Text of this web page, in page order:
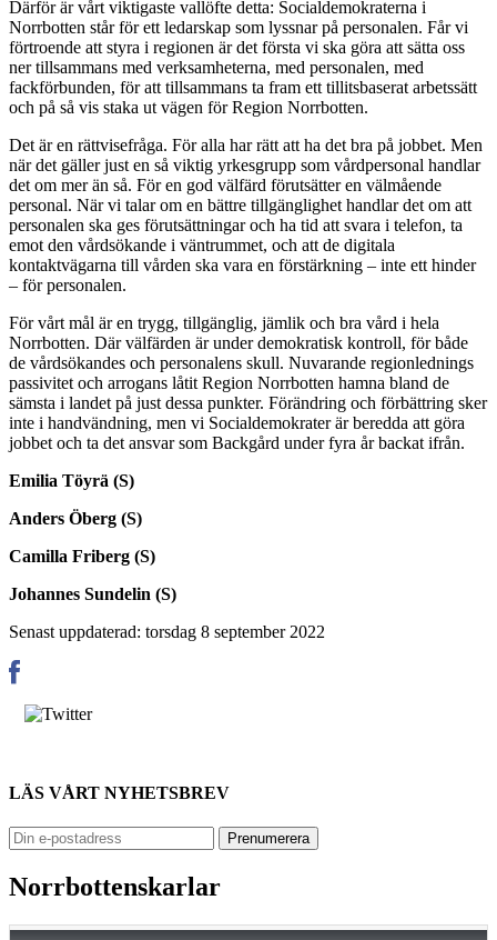
Därför är vårt viktigaste vallöfte detta: Socialdemokraterna i
Norrbotten står för ett ledarskap som lyssnar på personalen. Får vi
förtroende att styra i regionen är det första vi ska göra att sätta oss
ner tillsammans med verksamheterna, med personalen, med
fackförbunden, för att tillsammans ta fram ett tillitsbaserat arbetssätt
och på så vis staka ut vägen för Region Norrbotten.
Det är en rättvisefråga. För alla har rätt att ha det bra på jobbet. Men
när det gäller just en så viktig yrkesgrupp som vårdpersonal handlar
det om mer än så. För en god välfärd förutsätter en välmående
personal. När vi talar om en bättre tillgänglighet handlar det om att
personalen ska ges förutsättningar och ha tid att svara i telefon, ta
emot den vårdsökande i väntrummet, och att de digitala
kontaktvägarna till vården ska vara en förstärkning – inte ett hinder
– för personalen.
För vårt mål är en trygg, tillgänglig, jämlik och bra vård i hela
Norrbotten. Där välfärden är under demokratisk kontroll, för både
de vårdsökandes och personalens skull. Nuvarande regionlednings
passivitet och arrogans låtit Region Norrbotten hamna bland de
sämsta i landet på just dessa punkter. Förändring och förbättring sker
inte i handvändning, men vi Socialdemokrater är beredda att göra
jobbet och ta det ansvar som Backgård under fyra år backat ifrån.
Emilia Töyrä (S)
Anders Öberg (S)
Camilla Friberg (S)
Johannes Sundelin (S)
Senast uppdaterad: torsdag 8 september 2022
LÄS VÅRT NYHETSBREV
Norrbottenskarlar